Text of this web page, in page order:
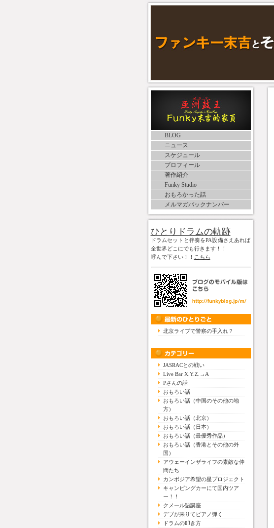
BLOG
ニュース
スケジュール
プロフィール
著作紹介
Funky Studio
おもろかった話
メルマガバックナンバー
ひとりドラムの軌跡
ドラムセットと伴奏をPA設備さえあれば
全世界どこにでも行きます！！
呼んで下さい！！ こちら
北京ライブで警察の手入れ？
JASRACとの戦い
Live Bar X.Y.Z.→A
Pさんの話
おもろい話
おもろい話（中国のその他の地
方）
おもろい話（北京）
おもろい話（日本）
おもろい話（最優秀作品）
おもろい話（香港とその他の外
国）
アウェーインザライフの素敵な仲
間たち
カンボジア希望の星プロジェクト
キャンピングカーにて国内ツア
ー！！
クメール語講座
デブが来りてピアノ弾く
ドラムの叩き方